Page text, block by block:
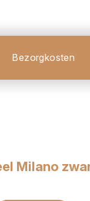
Bezorgkosten
Milano